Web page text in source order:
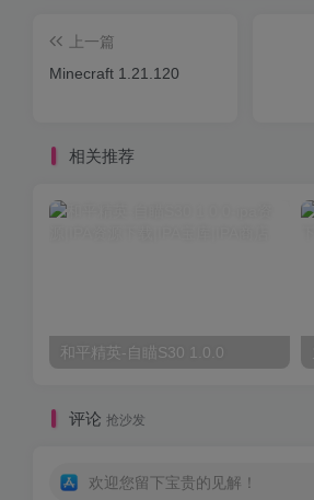
上一篇
Minecraft 1.21.120
相关推荐
和平精英-自瞄S30 1.0.0
评论 抢沙发
欢迎您留下宝贵的见解！